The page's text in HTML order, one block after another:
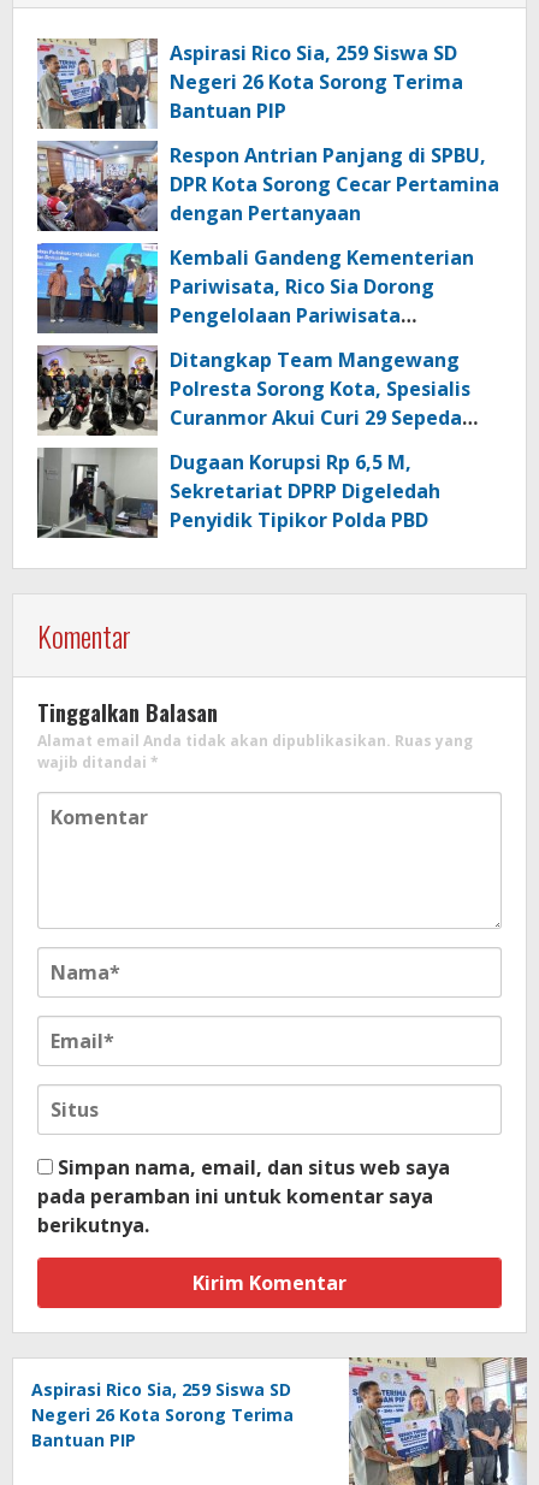
Aspirasi Rico Sia, 259 Siswa SD
Negeri 26 Kota Sorong Terima
Bantuan PIP
Respon Antrian Panjang di SPBU,
DPR Kota Sorong Cecar Pertamina
dengan Pertanyaan
Kembali Gandeng Kementerian
Pariwisata, Rico Sia Dorong
Pengelolaan Pariwisata
Ditangkap Team Mangewang
Polresta Sorong Kota, Spesialis
Curanmor Akui Curi 29 Sepeda
Dugaan Korupsi Rp 6,5 M,
Sekretariat DPRP Digeledah
Penyidik Tipikor Polda PBD
Komentar
Tinggalkan Balasan
Alamat email Anda tidak akan dipublikasikan. Ruas yang
wajib ditandai *
Simpan nama, email, dan situs web saya
pada peramban ini untuk komentar saya
berikutnya.
Aspirasi Rico Sia, 259 Siswa SD
Negeri 26 Kota Sorong Terima
Bantuan PIP